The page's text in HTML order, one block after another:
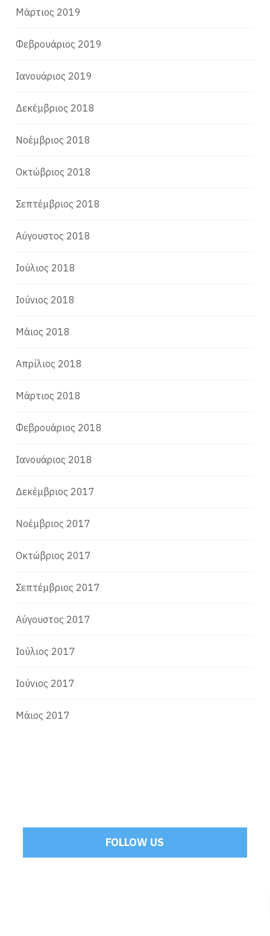
Μάρτιος 2019
Φεβρουάριος 2019
Ιανουάριος 2019
Δεκέμβριος 2018
Νοέμβριος 2018
Οκτώβριος 2018
Σεπτέμβριος 2018
Αύγουστος 2018
Ιούλιος 2018
Ιούνιος 2018
Μάιος 2018
Απρίλιος 2018
Μάρτιος 2018
Φεβρουάριος 2018
Ιανουάριος 2018
Δεκέμβριος 2017
Νοέμβριος 2017
Οκτώβριος 2017
Σεπτέμβριος 2017
Αύγουστος 2017
Ιούλιος 2017
Ιούνιος 2017
Μάιος 2017
FOLLOW US